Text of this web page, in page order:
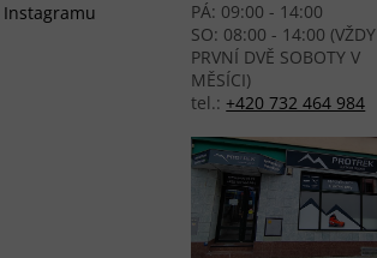
Instagramu
PÁ: 09:00 - 14:00
SO: 08:00 - 14:00 (VŽDY
PRVNÍ DVĚ SOBOTY V
MĚSÍCI)
tel.:+420 732 464 984